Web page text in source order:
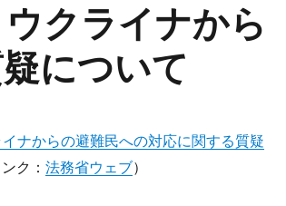
クライナから
について
ナからの避難民への対応に関する質疑
ク： 法務省ウェブ）